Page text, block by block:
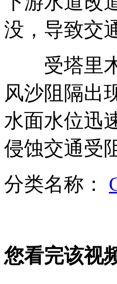
拍客：珠海招聘空姐美
实拍国际杂技节金奖节目
女孩北京地铁殴打老人
没，导致交
受塔里木
风沙阻隔出
水面水位迅
侵蚀交通受
分类名称：
您看完该视